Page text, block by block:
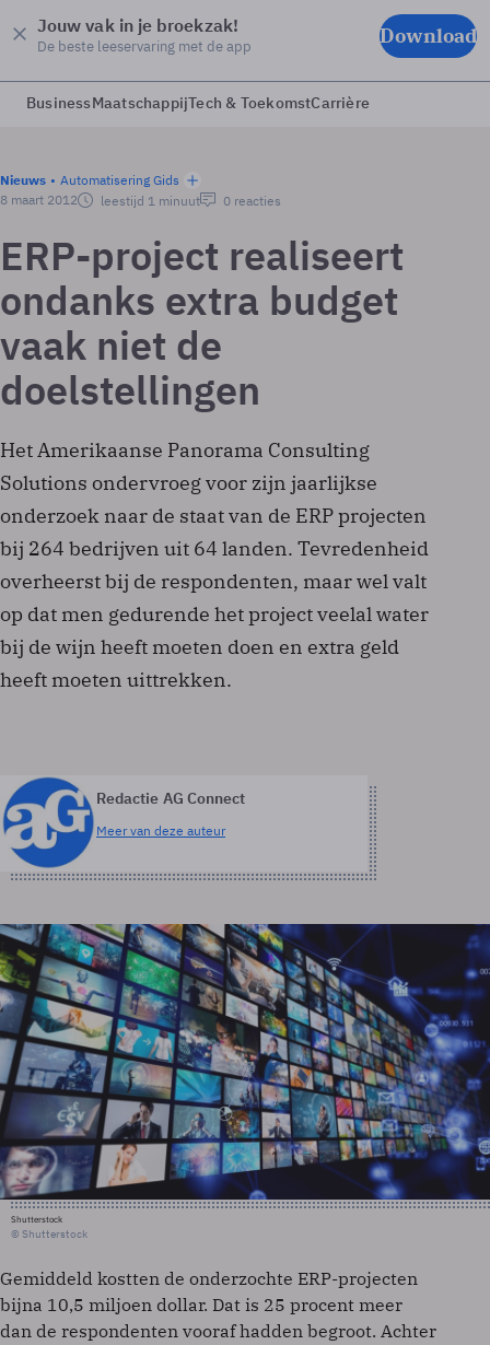
Jouw vak in je broekzak!
De beste leeservaring met de app Download
BusinessMaatschappijTech & ToekomstCarrière
Nieuws
Automatisering Gids
8 maart 2012
leestijd 1 minuut 0 reacties
ERP-project realiseert
ondanks extra budget
vaak niet de
doelstellingen
Het Amerikaanse Panorama Consulting
Solutions ondervroeg voor zijn jaarlijkse
onderzoek naar de staat van de ERP projecten
bij 264 bedrijven uit 64 landen. Tevredenheid
overheerst bij de respondenten, maar wel valt
op dat men gedurende het project veelal water
bij de wijn heeft moeten doen en extra geld
heeft moeten uittrekken.
Redactie AG Connect
Meer van deze auteur
Shutterstock
© Shutterstock
Gemiddeld kostten de onderzochte ERP-projecten
bijna 10,5 miljoen dollar. Dat is 25 procent meer
dan de respondenten vooraf hadden begroot. Achter